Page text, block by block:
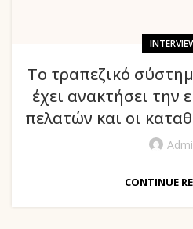
Το τραπεζικό
έχει ανακτήσει την
πελατών και οι
CONTINUE